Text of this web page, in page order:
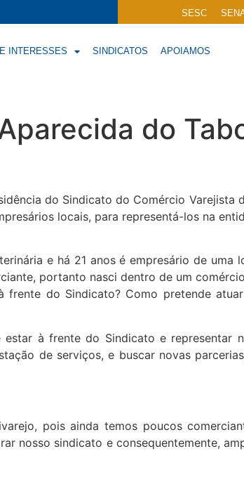
SESC
INTERESSES SINDICATOS APOIAMOS
do
do Sindicato do Comércio Varejista
locais, para representá-los na
e há 21 anos é empresário de uma
portanto nasci dentro de um
frente do Sindicato? Como pretende
à frente do Sindicato e representar
de serviços, e buscar novas
pois ainda temos poucos
nosso sindicato e consequentemente,